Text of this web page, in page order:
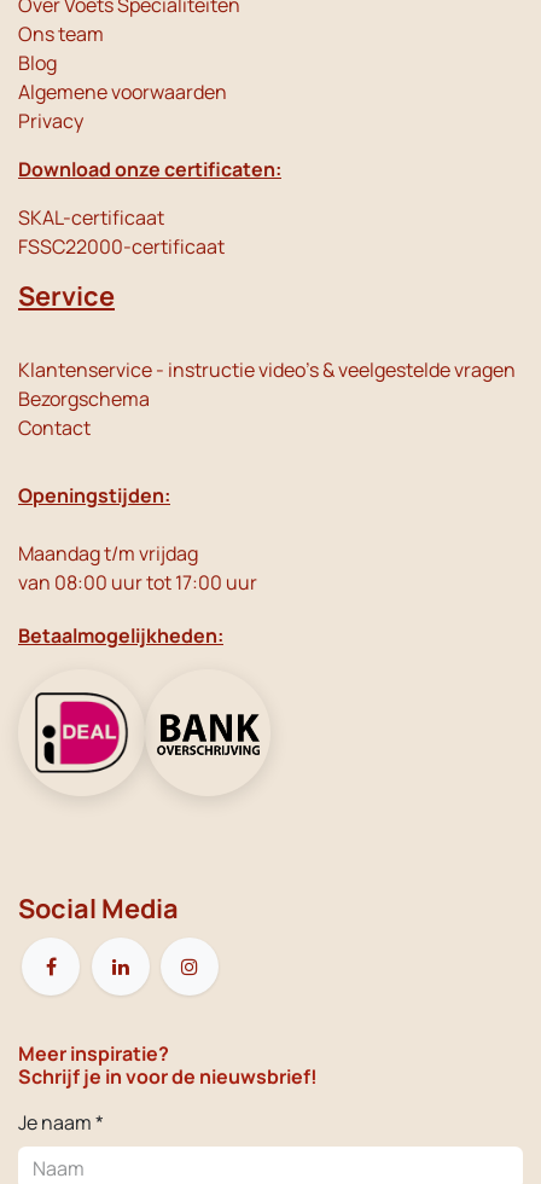
Ons team
Blog
Algemene voorwaarden
Privacy
Download onze certificaten:
SKAL-certificaat
FSSC22000-certificaat
Service
Klantenservice - instructie video's & veelgestelde vragen
Bezorgschema
Contact
Openingstijden:
Maandag t/m vrijdag
van 08:00 uur tot 17:00 uur
Betaalmogelijkheden:
Social Media
Meer inspiratie?
Schrijf je in voor de nieuwsbrief!
Je naam *